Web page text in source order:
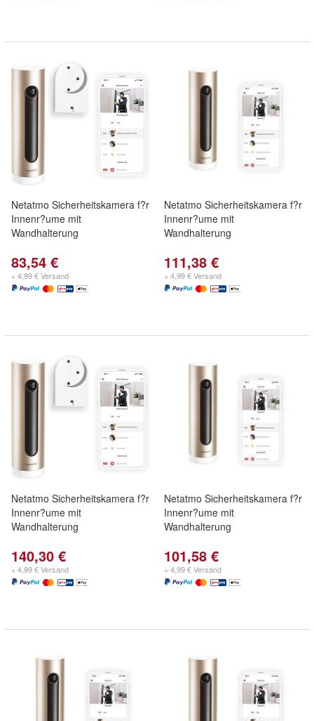
Netatmo Sicherheitskamera f?r
Innenr?ume mit
Wandhalterung
83,54 €
+ 4,99 € Versand
Netatmo Sicherheitskamera f?r
Innenr?ume mit
Wandhalterung
111,38 €
+ 4,99 € Versand
Netatmo Sicherheitskamera f?r
Innenr?ume mit
Wandhalterung
140,30 €
+ 4,99 € Versand
Netatmo Sicherheitskamera f?r
Innenr?ume mit
Wandhalterung
101,58 €
+ 4,99 € Versand